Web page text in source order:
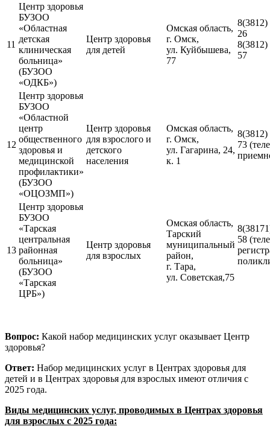
11
Центр здоровья
БУЗОО
«Областная
детская
клиническая
больница»
(БУЗОО
«ОДКБ»)
Центр здоровья
для детей
Омская область,
г. Омск,
ул. Куйбышева,
77
8(3812)
26
8(3812)
57
12
Центр здоровья
БУЗОО
«Областной
центр
общественного
здоровья и
медицинской
профилактики»
(БУЗОО
«ОЦОЗМП»)
Центр здоровья
для взрослого и
детского
населения
Омская область,
г. Омск,
ул. Гагарина, 24,
к. 1
8(3812)
73
13
Центр здоровья
БУЗОО
«Тарская
центральная
районная
больница»
(БУЗОО
«Тарская
ЦРБ»)
Центр здоровья
для взрослых
Омская область,
Тарский
муниципальный
район,
г. Тара,
ул. Советская,75
58
Вопрос: Какой набор медицинских услуг оказывает Центр
здоровья?
Ответ: Набор медицинских услуг в Центрах здоровья для
детей и в Центрах здоровья для взрослых имеют отличия с
2025 года.
Виды медицинских услуг, проводимых в Центрах здоровья
для взрослых с 2025 года: